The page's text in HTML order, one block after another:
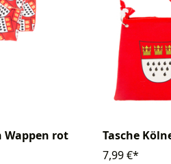
Wappen rot
Tasche
7,99 €*